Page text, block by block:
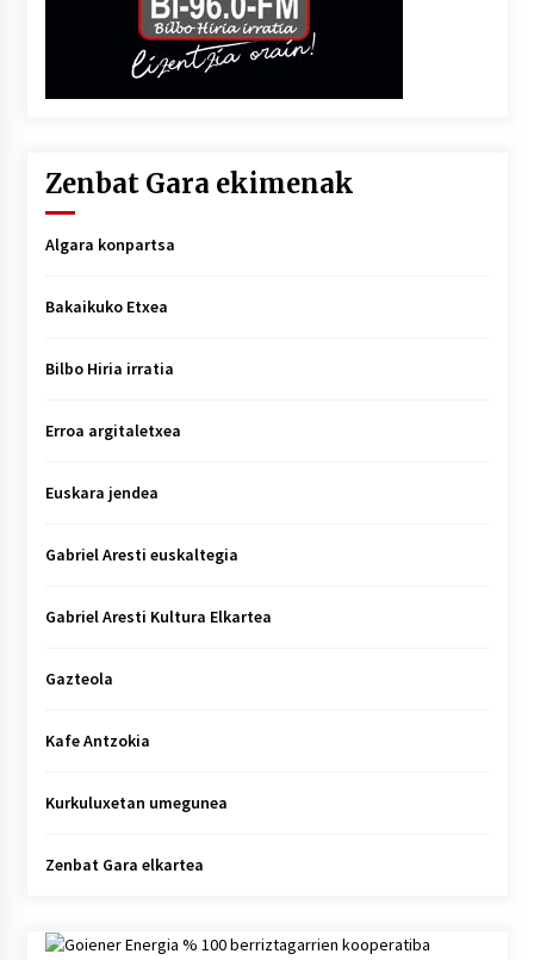
Zenbat Gara ekimenak
Algara konpartsa
Bakaikuko Etxea
Bilbo Hiria irratia
Erroa argitaletxea
Euskara jendea
Gabriel Aresti euskaltegia
Gabriel Aresti Kultura Elkartea
Gazteola
Kafe Antzokia
Kurkuluxetan umegunea
Zenbat Gara elkartea